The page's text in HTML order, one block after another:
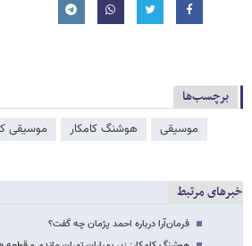
برچسب‌ها
موسیقی هوشنگ کامکار موسیقی
خبرهای مرتبط
فرمان‌آرا درباره‌ احمد پژمان چه گفت؟